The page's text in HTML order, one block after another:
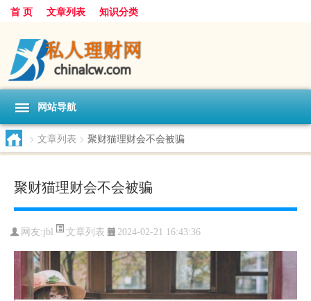
首 页 文章列表 知识分类
网站导航
> 文章列表 > 聚财猫理财会不会被骗
聚财猫理财会不会被骗
网友:jbl 文章列表 2024-02-21 16:43:36